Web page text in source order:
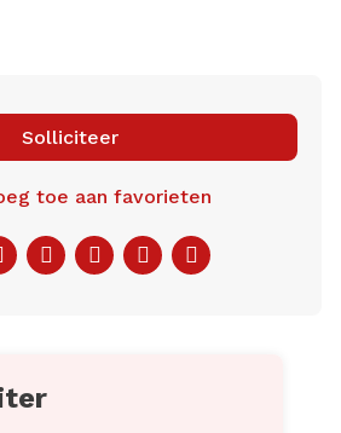
TwitterLinkedInPinterestWhatsApp
Solliciteer
toe aan favorieten